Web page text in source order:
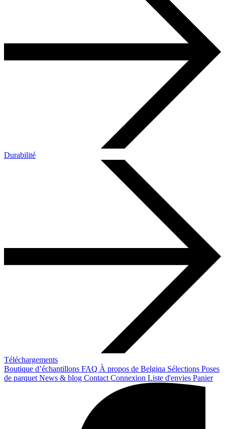
Durabilité
Téléchargements
Boutique d’échantillons FAQ À propos de Belgiqa Sélections Poses
de parquet News & blog Contact Connexion Liste d'envies Panier